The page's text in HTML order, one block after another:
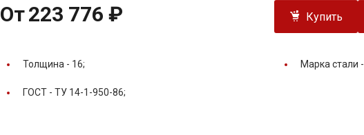
От223 776 ₽ Купить
Толщина - 16; Марка стали -
ГОСТ - ТУ 14-1-950-86;